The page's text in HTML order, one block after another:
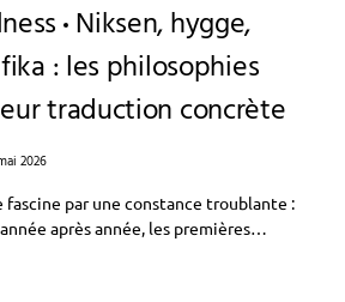
Niksen, hygge,
: les philosophies
traduction concrète
2026
fascine par une constance troublante :
après année, les premières…